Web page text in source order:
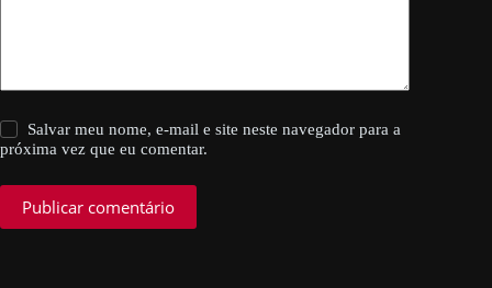
Salvar meu nome, e-mail e site neste navegador para a
próxima vez que eu comentar.
Publicar comentário